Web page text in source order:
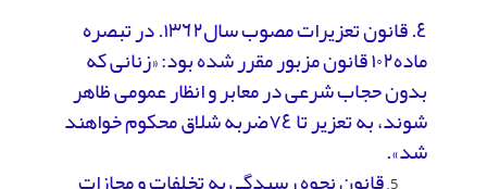
٤. قانون تعزیرات مصوب سال۱۳٦۲. در تبصره
ماده۱۰۲ قانون مزبور مقرر شده بود: «زنانی که
بدون حجاب شرعی در معابر و انظار عمومی ظاهر
شوند، به تعزیر تا ٧٤ضربه شلاق محکوم خواهند
شد».